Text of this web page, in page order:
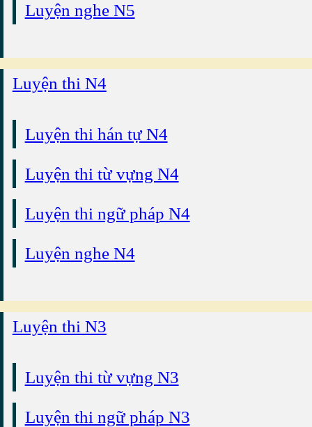
Luyện nghe N5
Luyện thi N4
Luyện thi hán tự N4
Luyện thi từ vựng N4
Luyện thi ngữ pháp N4
Luyện nghe N4
Luyện thi N3
Luyện thi từ vựng N3
Luyện thi ngữ pháp N3